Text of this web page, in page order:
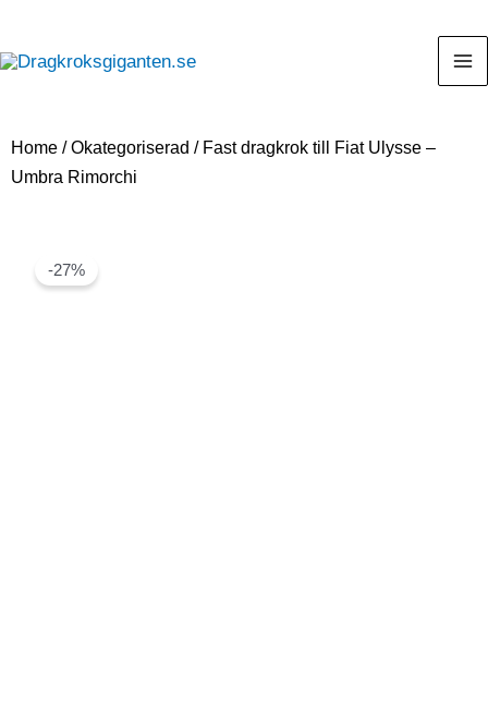
Home /Okategoriserad / Fast dragkrok till Fiat Ulysse –
Umbra Rimorchi
-27%